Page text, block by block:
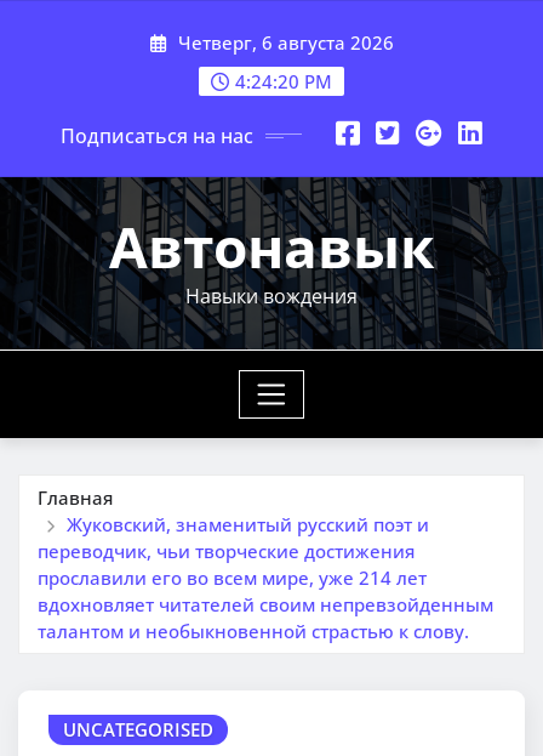
Четверг, 6 августа 2026
4:24:21 PM
Подписаться на нас
Автонавык
Навыки вождения
Главная
Жуковский, знаменитый русский поэт и
переводчик, чьи творческие достижения
прославили его во всем мире, уже 214 лет
вдохновляет читателей своим непревзойденным
талантом и необыкновенной страстью к слову.
UNCATEGORISED